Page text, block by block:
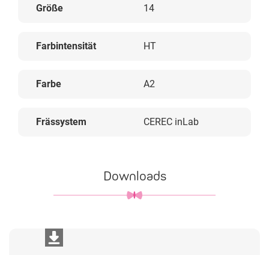
Größe 14
Farbintensität HT
Farbe A2
Frässystem CEREC inLab
Downloads